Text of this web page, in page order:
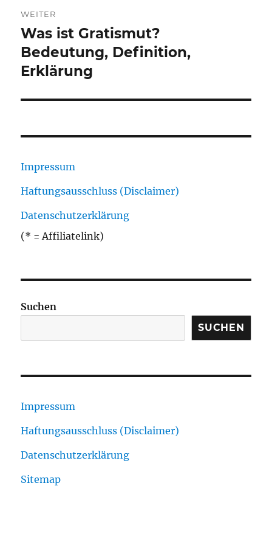
WEITER
Nächster
Beitrag:
Was ist Gratismut?
Bedeutung, Definition,
Erklärung
Impressum
Haftungsausschluss (Disclaimer)
Datenschutzerklärung
(* = Affiliatelink)
Suchen
SUCHEN
Impressum
Haftungsausschluss (Disclaimer)
Datenschutzerklärung
Sitemap